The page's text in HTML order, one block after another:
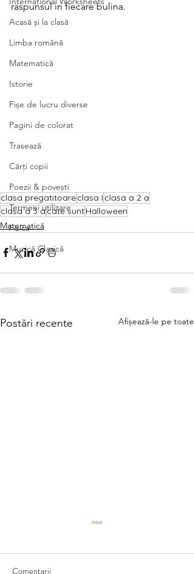
Acasă și la clasă
Limba română
Matematică
Istorie
Fișe de lucru diverse
Pagini de colorat
Trasează
Cărți copii
Poezii & povești
Termeni utilizare
Fizica
Muzică Clasică
raspunsul in fiecare bulina.
clasa pregatitoareclasa I clasa a 2 a
clasa a 3 acate suntHalloween
Matematică
Postări recente Afișează-le pe toate
Comentarii